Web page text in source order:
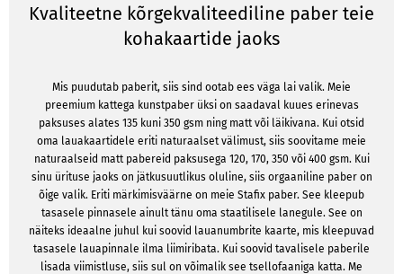
Kvaliteetne kõrgekvaliteediline paber teie
kohakaartide jaoks
Mis puudutab paberit, siis sind ootab ees väga lai valik. Meie
preemium kattega kunstpaber üksi on saadaval kuues erinevas
paksuses alates 135 kuni 350 gsm ning matt või läikivana. Kui otsid
oma lauakaartidele eriti naturaalset välimust, siis soovitame meie
naturaalseid matt pabereid paksusega 120, 170, 350 või 400 gsm. Kui
sinu ürituse jaoks on jätkusuutlikus oluline, siis orgaaniline paber on
õige valik. Eriti märkimisväärne on meie Stafix paber. See kleepub
tasasele pinnasele ainult tänu oma staatilisele lanegule. See on
näiteks ideaalne juhul kui soovid lauanumbrite kaarte, mis kleepuvad
tasasele lauapinnale ilma liimiribata. Kui soovid tavalisele paberile
lisada viimistluse, siis sul on võimalik see tsellofaaniga katta. Me